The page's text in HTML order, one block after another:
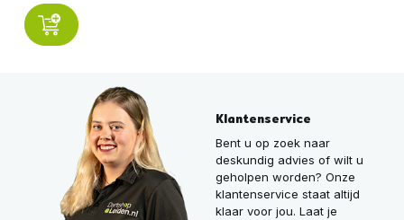
Klantenservice
Bent u op zoek naar
deskundig advies of wilt u
geholpen worden? Onze
klantenservice staat altijd
klaar voor jou. Laat je